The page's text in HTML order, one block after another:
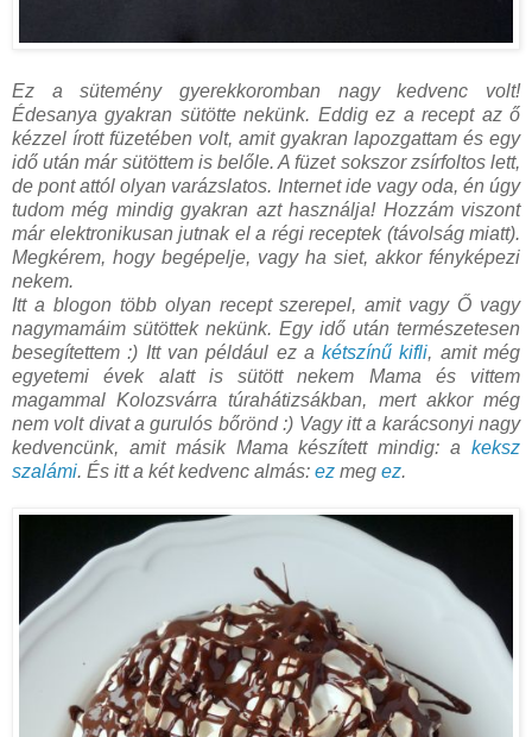
Ez a sütemény gyerekkoromban nagy kedvenc volt!
Édesanya gyakran sütötte nekünk. Eddig ez a recept az ő
kézzel írott füzetében volt, amit gyakran lapozgattam és egy
idő után már sütöttem is belőle. A füzet sokszor zsírfoltos lett,
de pont attól olyan varázslatos. Internet ide vagy oda, én úgy
tudom még mindig gyakran azt használja! Hozzám viszont
már elektronikusan jutnak el a régi receptek (távolság miatt).
Megkérem, hogy begépelje, vagy ha siet, akkor fényképezi
nekem.
Itt a blogon több olyan recept szerepel, amit vagy Ő vagy
nagymamáim sütöttek nekünk. Egy idő után természetesen
besegítettem :) Itt van például ez akétszínű kifli, amit még
egyetemi évek alatt is sütött nekem Mama és vittem
magammal Kolozsvárra túrahátizsákban, mert akkor még
nem volt divat a gurulós bőrönd :) Vagy itt a karácsonyi nagy
kedvencünk, amit másik Mama készített mindig: a keksz
szalámi. És itt a két kedvenc almás: ez meg ez.